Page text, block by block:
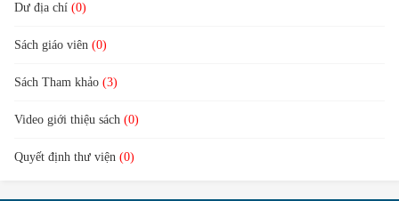
Dư địa chí (0)
Sách giáo viên (0)
Sách Tham khảo (3)
Video giới thiệu sách (0)
Quyết định thư viện (0)